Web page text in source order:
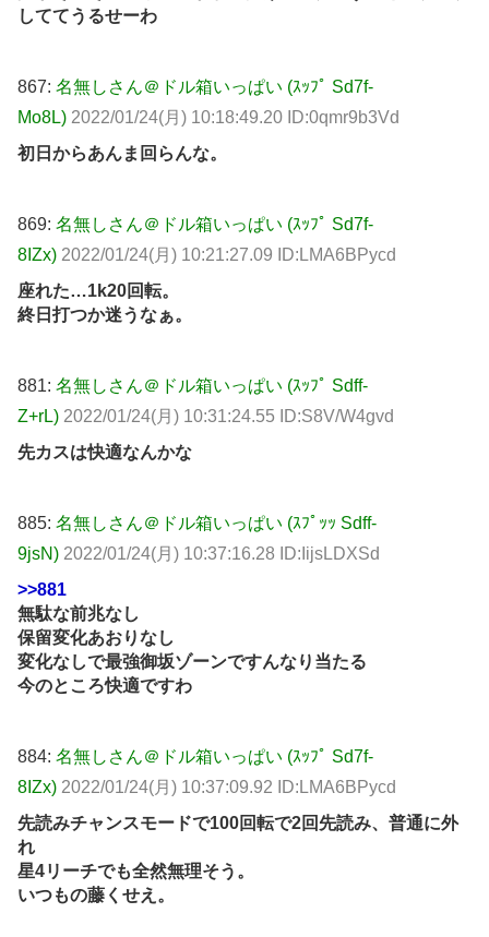
しててうるせーわ
867: 名無しさん＠ドル箱いっぱい (ｽｯﾌﾟ Sd7f-
Mo8L) 2022/01/24(月) 10:18:49.20 ID:0qmr9b3Vd
初日からあんま回らんな。
869: 名無しさん＠ドル箱いっぱい (ｽｯﾌﾟ Sd7f-
8IZx) 2022/01/24(月) 10:21:27.09 ID:LMA6BPycd
座れた…1k20回転。
終日打つか迷うなぁ。
881: 名無しさん＠ドル箱いっぱい (ｽｯﾌﾟ Sdff-
Z+rL) 2022/01/24(月) 10:31:24.55 ID:S8V/W4gvd
先カスは快適なんかな
885: 名無しさん＠ドル箱いっぱい (ｽﾌﾟｯｯ Sdff-
9jsN) 2022/01/24(月) 10:37:16.28 ID:IijsLDXSd
>>881
無駄な前兆なし
保留変化あおりなし
変化なしで最強御坂ゾーンですんなり当たる
今のところ快適ですわ
884: 名無しさん＠ドル箱いっぱい (ｽｯﾌﾟ Sd7f-
8IZx) 2022/01/24(月) 10:37:09.92 ID:LMA6BPycd
先読みチャンスモードで100回転で2回先読み、普通に外
れ
星4リーチでも全然無理そう。
いつもの藤くせえ。